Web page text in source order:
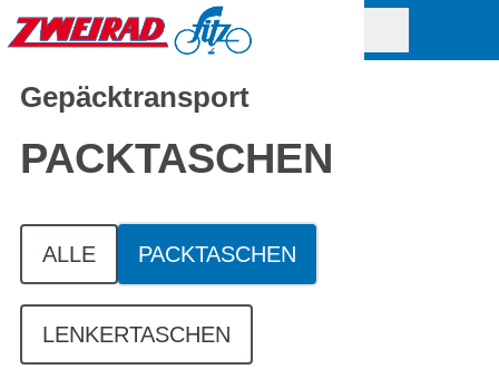
Gepäcktransport
PACKTASCHEN
ALLE PACKTASCHEN
LENKERTASCHEN